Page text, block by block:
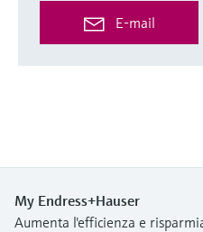
E-mail
My Endress+Hauser
Aumenta l'efficienza e